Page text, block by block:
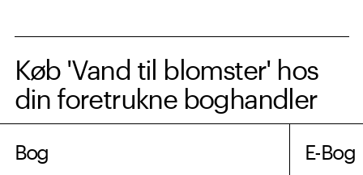
Køb 'Vand til blomster' hos
din foretrukne boghandler
Bog E-Bog